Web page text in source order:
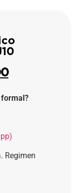
Regimen